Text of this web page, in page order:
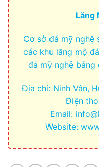
Lăng
Cơ sở đá mỹ nghệ
các khu lăng mộ
đá mỹ nghệ bằng
Địa chỉ: Ninh Vân,
Điện
Email:
Website: